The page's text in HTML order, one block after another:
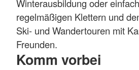
Winterausbildung oder
regelmäßigen Klettern und
Ski- und Wandertouren mit
Freunden.
Komm vorbei